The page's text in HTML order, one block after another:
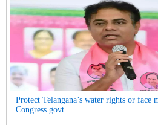
Protect Telangana’s water rights or face
Congress govt...